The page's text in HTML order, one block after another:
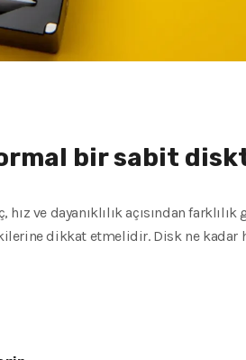
bir sabit
ve dayanıklılık açısından
dikkat etmelidir. Disk ne kadar